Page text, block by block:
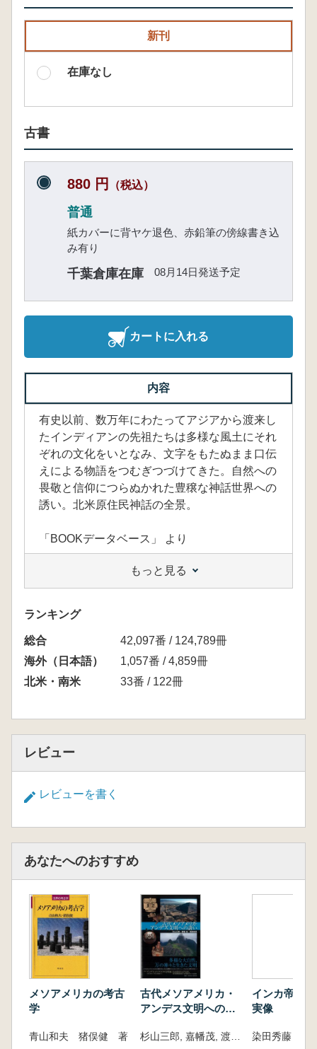
新刊
在庫なし
古書
880 円 （税込）
普通
紙カバーに背ヤケ退色、赤鉛筆の傍線書き込
み有り
千葉倉庫在庫 08月14日発送予定
カートに入れる
内容
有史以前、数万年にわたってアジアから渡来し
たインディアンの先祖たちは多様な風土にそれ
ぞれの文化をいとなみ、文字をもたぬまま口伝
えによる物語をつむぎつづけてきた。自然への
畏敬と信仰につらぬかれた豊穣な神話世界への
誘い。北米原住民神話の全景。
「BOOKデータベース」 より
もっと見る
ランキング
総合
42,097番 / 124,789冊
海外（日本語）
1,057番 / 4,859冊
北米・南米
33番 / 122冊
レビュー
レビューを書く
あなたへのおすすめ
メソアメリカの考古
学
青山和夫 猪俣健 著
古代メソアメリカ・
アンデス文明への誘
杉山三郎, 嘉幡茂, 渡部森哉著
インカ帝国
実像
染田秀藤